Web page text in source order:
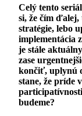
Celý tento
si, že čím
stratégie, lebo
implementácia
je stále
zase
končiť, uplynú
stane, že príde
budeme?